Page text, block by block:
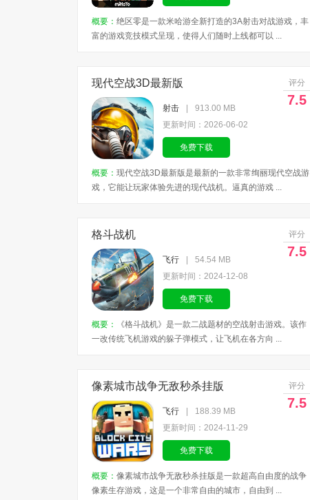
概要： 绝区零是一款米哈游全新打造的3A射击对战游戏，丰
富的游戏竞技模式呈现，使得人们随时上线都可以 ...
现代空战3D最新版 评分
7.5
射击
913.00 MB
更新时间：2026-06-02
免费下载
概要： 现代空战3D最新版是最新的一款非常绚丽现代空战游
戏，它能让玩家体验先进的现代战机。逼真的游戏 ...
格斗战机 评分
7.5
飞行
54.54 MB
更新时间：2024-12-08
免费下载
概要：
《格斗战机》是一款二战题材的空战射击游戏。该作
一改传统飞机游戏的躲子弹模式，让飞机在各方向 ...
像素城市战争无敌秒杀挂版 评分
7.5
飞行
188.39 MB
更新时间：2024-11-29
免费下载
概要： 像素城市战争无敌秒杀挂版是一款超高自由度的战争
像素生存游戏，这是一个非常自由的城市，自由到 ...